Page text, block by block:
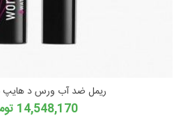
ریمل ضد آب ورس د هایپ
14,548,170 تومان